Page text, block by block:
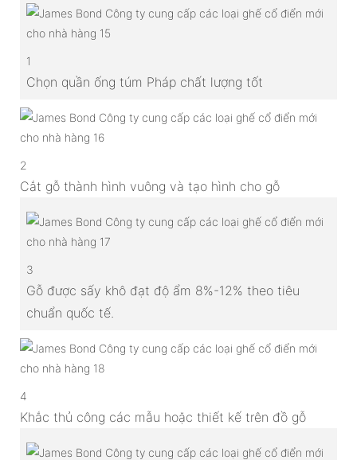
1
Chọn quần ống túm Pháp chất lượng tốt
2
Cắt gỗ thành hình vuông và tạo hình cho gỗ
3
Gỗ được sấy khô đạt độ ẩm 8%-12% theo tiêu
chuẩn quốc tế.
4
Khắc thủ công các mẫu hoặc thiết kế trên đồ gỗ